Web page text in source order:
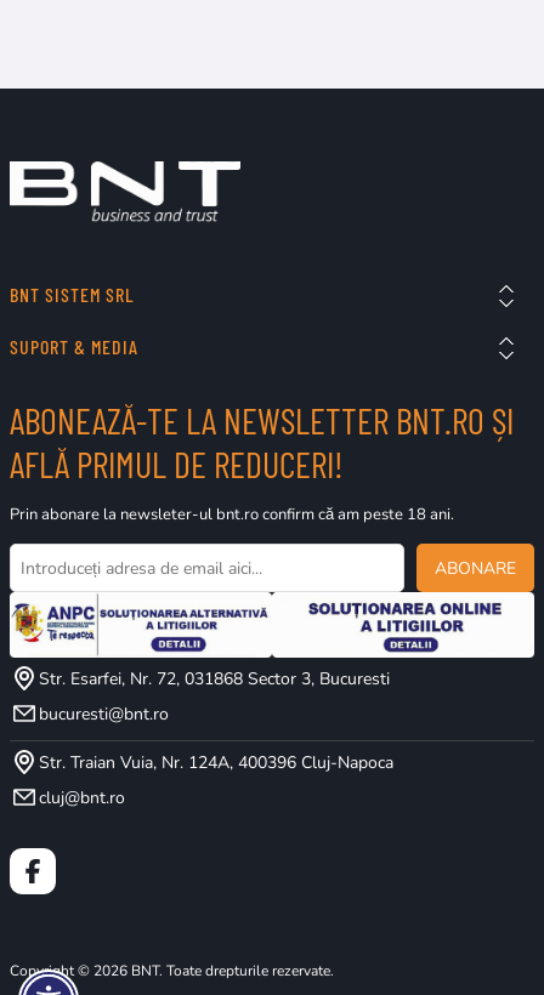
BNT SISTEM SRL
SUPORT & MEDIA
ABONEAZĂ-TE LA NEWSLETTER BNT.RO ȘI
AFLĂ PRIMUL DE REDUCERI!
Prin abonare la newsleter-ul bnt.ro confirm că am peste 18 ani.
ABONARE
Str. Esarfei, Nr. 72, 031868 Sector 3, Bucuresti
bucuresti@bnt.ro
Str. Traian Vuia, Nr. 124A, 400396 Cluj-Napoca
cluj@bnt.ro
Copyright © 2026 BNT. Toate drepturile rezervate.